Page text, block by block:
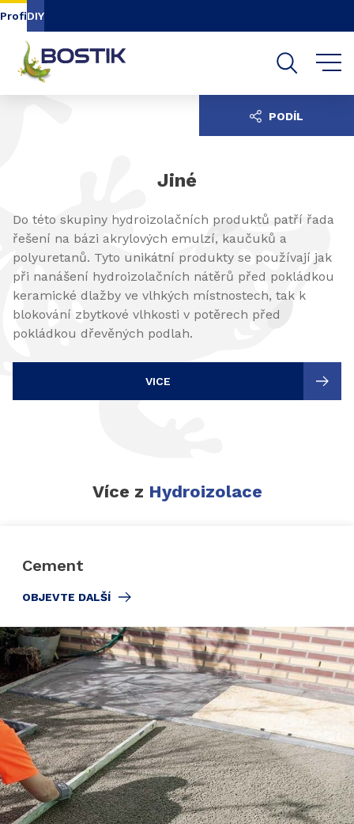
Přejít na obsah
Přejít na vyhledávání
ProfiDIY
Jiné
Do této skupiny hydroizolačních produktů patří řada
řešení na bázi akrylových emulzí, kaučuků a
polyuretanů. Tyto unikátní produkty se používají jak
při nanášení hydroizolačních nátěrů před pokládkou
keramické dlažby ve vlhkých místnostech, tak k
blokování zbytkové vlhkosti v potěrech před
pokládkou dřevěných podlah.
VICE
PODÍL
Více z Hydroizolace
Cement
OBJEVTE DALŠÍ